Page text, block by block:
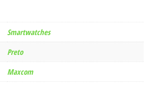
Smartwatches
Preto
Maxcom